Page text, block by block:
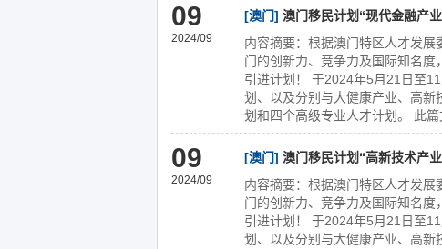
09
2024/09
[澳门] 澳门移民计划“现代金融产
内容摘要：根据澳门特区人才发展
门的创新力、竞争力及国际知名
引进计划！ 于2024年5月21日至
划、以及分别与大健康产业、高
划和四个高级专业人才计划。 此
09
2024/09
[澳门] 澳门移民计划“高新技术产
内容摘要：根据澳门特区人才发展
门的创新力、竞争力及国际知名
引进计划！ 于2024年5月21日至
划、以及分别与大健康产业、高